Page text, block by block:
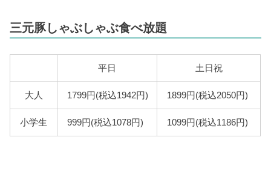
三元豚しゃぶしゃぶ食べ放題
平日 土日祝
大人 1799円(税込1942円) 1899円(税込2050円)
小学生 999円(税込1078円) 1099円(税込1186円)